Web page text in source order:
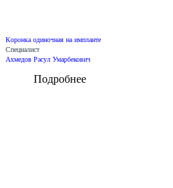
Коронка одиночная на импланте
Специалист
Ахмедов Расул Умарбекович
Подробнее